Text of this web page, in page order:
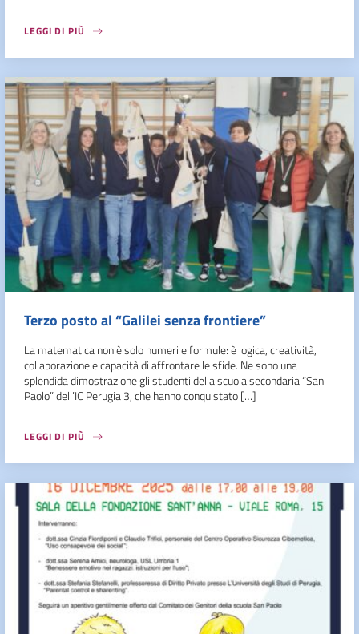
LEGGI DI PIÙ
Terzo posto al “Galilei senza frontiere”
La matematica non è solo numeri e formule: è logica, creatività,
collaborazione e capacità di affrontare le sfide. Ne sono una
splendida dimostrazione gli studenti della scuola secondaria “San
Paolo” dell’IC Perugia 3, che hanno conquistato […]
LEGGI DI PIÙ